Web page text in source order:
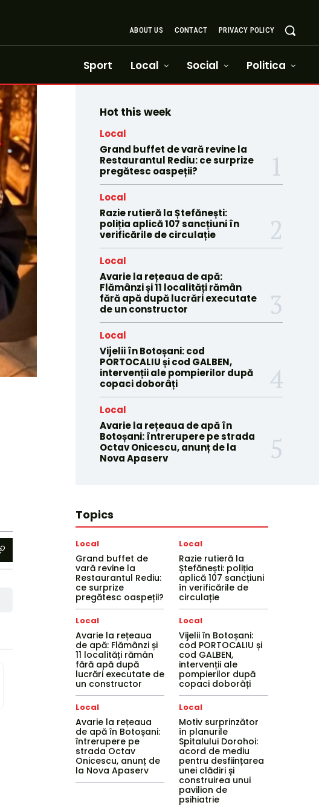
ABOUT US CONTACT PRIVACY POLICY
Sport Local Social Politica
Hot this week
Local
Grand buffet de vară revine la
Restaurantul Rediu: ce surprize
pregătesc oaspeții?
Local
Razie rutieră la Ștefănești:
poliția aplică 107 sancțiuni în
verificările de circulație
Local
Avarie la rețeaua de apă:
Flămânzi și 11 localități rămân
fără apă după lucrări executate
de un constructor
Local
Vijelii în Botoșani: cod
PORTOCALIU și cod GALBEN,
intervenții ale pompierilor după
copaci doborâți
Local
Avarie la rețeaua de apă în
Botoșani: întrerupere pe strada
Octav Onicescu, anunț de la
Nova Apaserv
Topics
Local
Grand buffet de
vară revine la
Restaurantul Rediu:
ce surprize
pregătesc oaspeții?
Local
Razie rutieră la
Ștefănești: poliția
aplică 107 sancțiuni
în verificările de
circulație
Local
Avarie la rețeaua
de apă: Flămânzi și
11 localități rămân
fără apă după
lucrări executate de
un constructor
Local
Vijelii în Botoșani:
cod PORTOCALIU și
cod GALBEN,
intervenții ale
pompierilor după
copaci doborâți
Local
Avarie la rețeaua
de apă în Botoșani:
întrerupere pe
strada Octav
Onicescu, anunț de
la Nova Apaserv
Local
Motiv surprinzător
în planurile
Spitalului Dorohoi:
acord de mediu
pentru desființarea
unei clădiri și
construirea unui
pavilion de
psihiatrie